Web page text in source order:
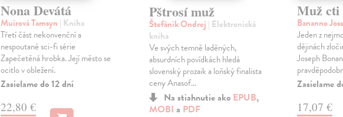
Nona Devátá
Muirová Tamsyn | Kniha
Třetí část nekonvenční a
nespoutané sci-fi série
Zapečetěná hrobka. Její město se
ocitlo v obležení.
Zasielame do 12 dní
22,80 €
Pštrosí muž
Štefánik Ondrej | Elektronická
kniha
Ve svých temně laděných,
absurdních povídkách hledá
slovenský prozaik a loňský finalista
ceny Anasof...
Na stiahnutie ako EPUB,
MOBI a PDF
Muž cti
Bananno
Jeden z
dějinách
Joseph
Zasielame
17,07 €